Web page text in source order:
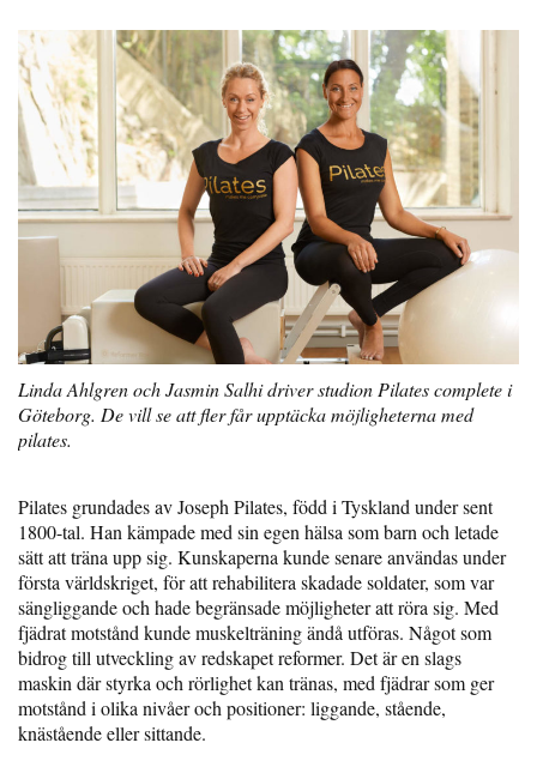
Linda Ahlgren och Jasmin Salhi driver studion Pilates complete i
Göteborg. De vill se att fler får upptäcka möjligheterna med
pilates.
Pilates grundades av Joseph Pilates, född i Tyskland under sent
1800-tal. Han kämpade med sin egen hälsa som barn och letade
sätt att träna upp sig. Kunskaperna kunde senare användas under
första världskriget, för att rehabilitera skadade soldater, som var
sängliggande och hade begränsade möjligheter att röra sig. Med
fjädrat motstånd kunde muskelträning ändå utföras. Något som
bidrog till utveckling av redskapet reformer. Det är en slags
maskin där styrka och rörlighet kan tränas, med fjädrar som ger
motstånd i olika nivåer och positioner: liggande, stående,
knästående eller sittande.